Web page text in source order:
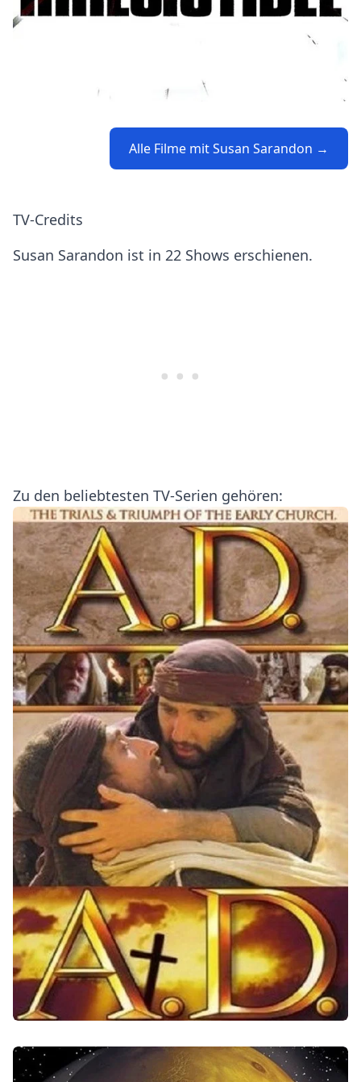
Alle Filme mit Susan Sarandon →
TV-Credits
Susan Sarandon ist in 22 Shows erschienen.
Zu den beliebtesten TV-Serien gehören: